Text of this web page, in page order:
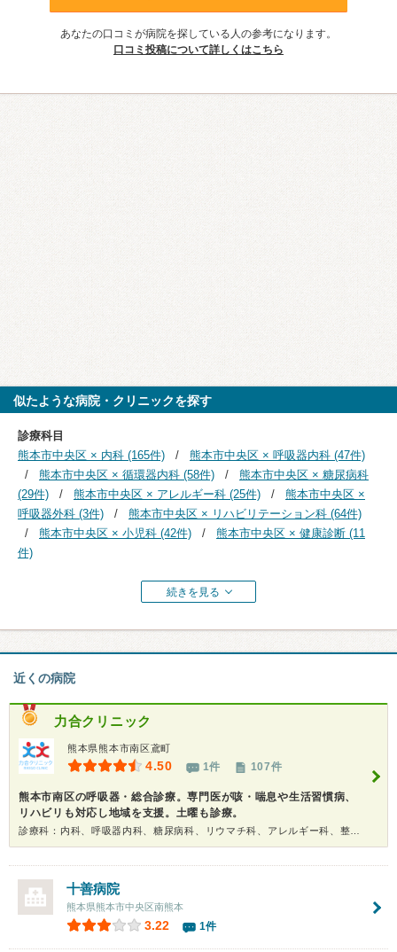
あなたの口コミが病院を探している人の参考になります。
口コミ投稿について詳しくはこちら
似たような病院・クリニックを探す
診療科目
熊本市中央区 × 内科 (165件)
熊本市中央区 × 呼吸器内科 (47件)
熊本市中央区 × 循環器内科 (58件)
熊本市中央区 × 糖尿病科
(29件)
熊本市中央区 × アレルギー科 (25件)
熊本市中央区 ×
呼吸器外科 (3件)
熊本市中央区 × リハビリテーション科 (64件)
熊本市中央区 × 小児科 (42件)
熊本市中央区 × 健康診断 (11
件)
続きを見る
近くの病院
力合クリニック
熊本県熊本市南区鳶町
4.50 1件 107件
熊本市南区の呼吸器・総合診療。専門医が咳・喘息や生活習慣病、
リハビリも対応し地域を支援。土曜も診療。
十善病院
熊本県熊本市中央区南熊本
3.22 1件